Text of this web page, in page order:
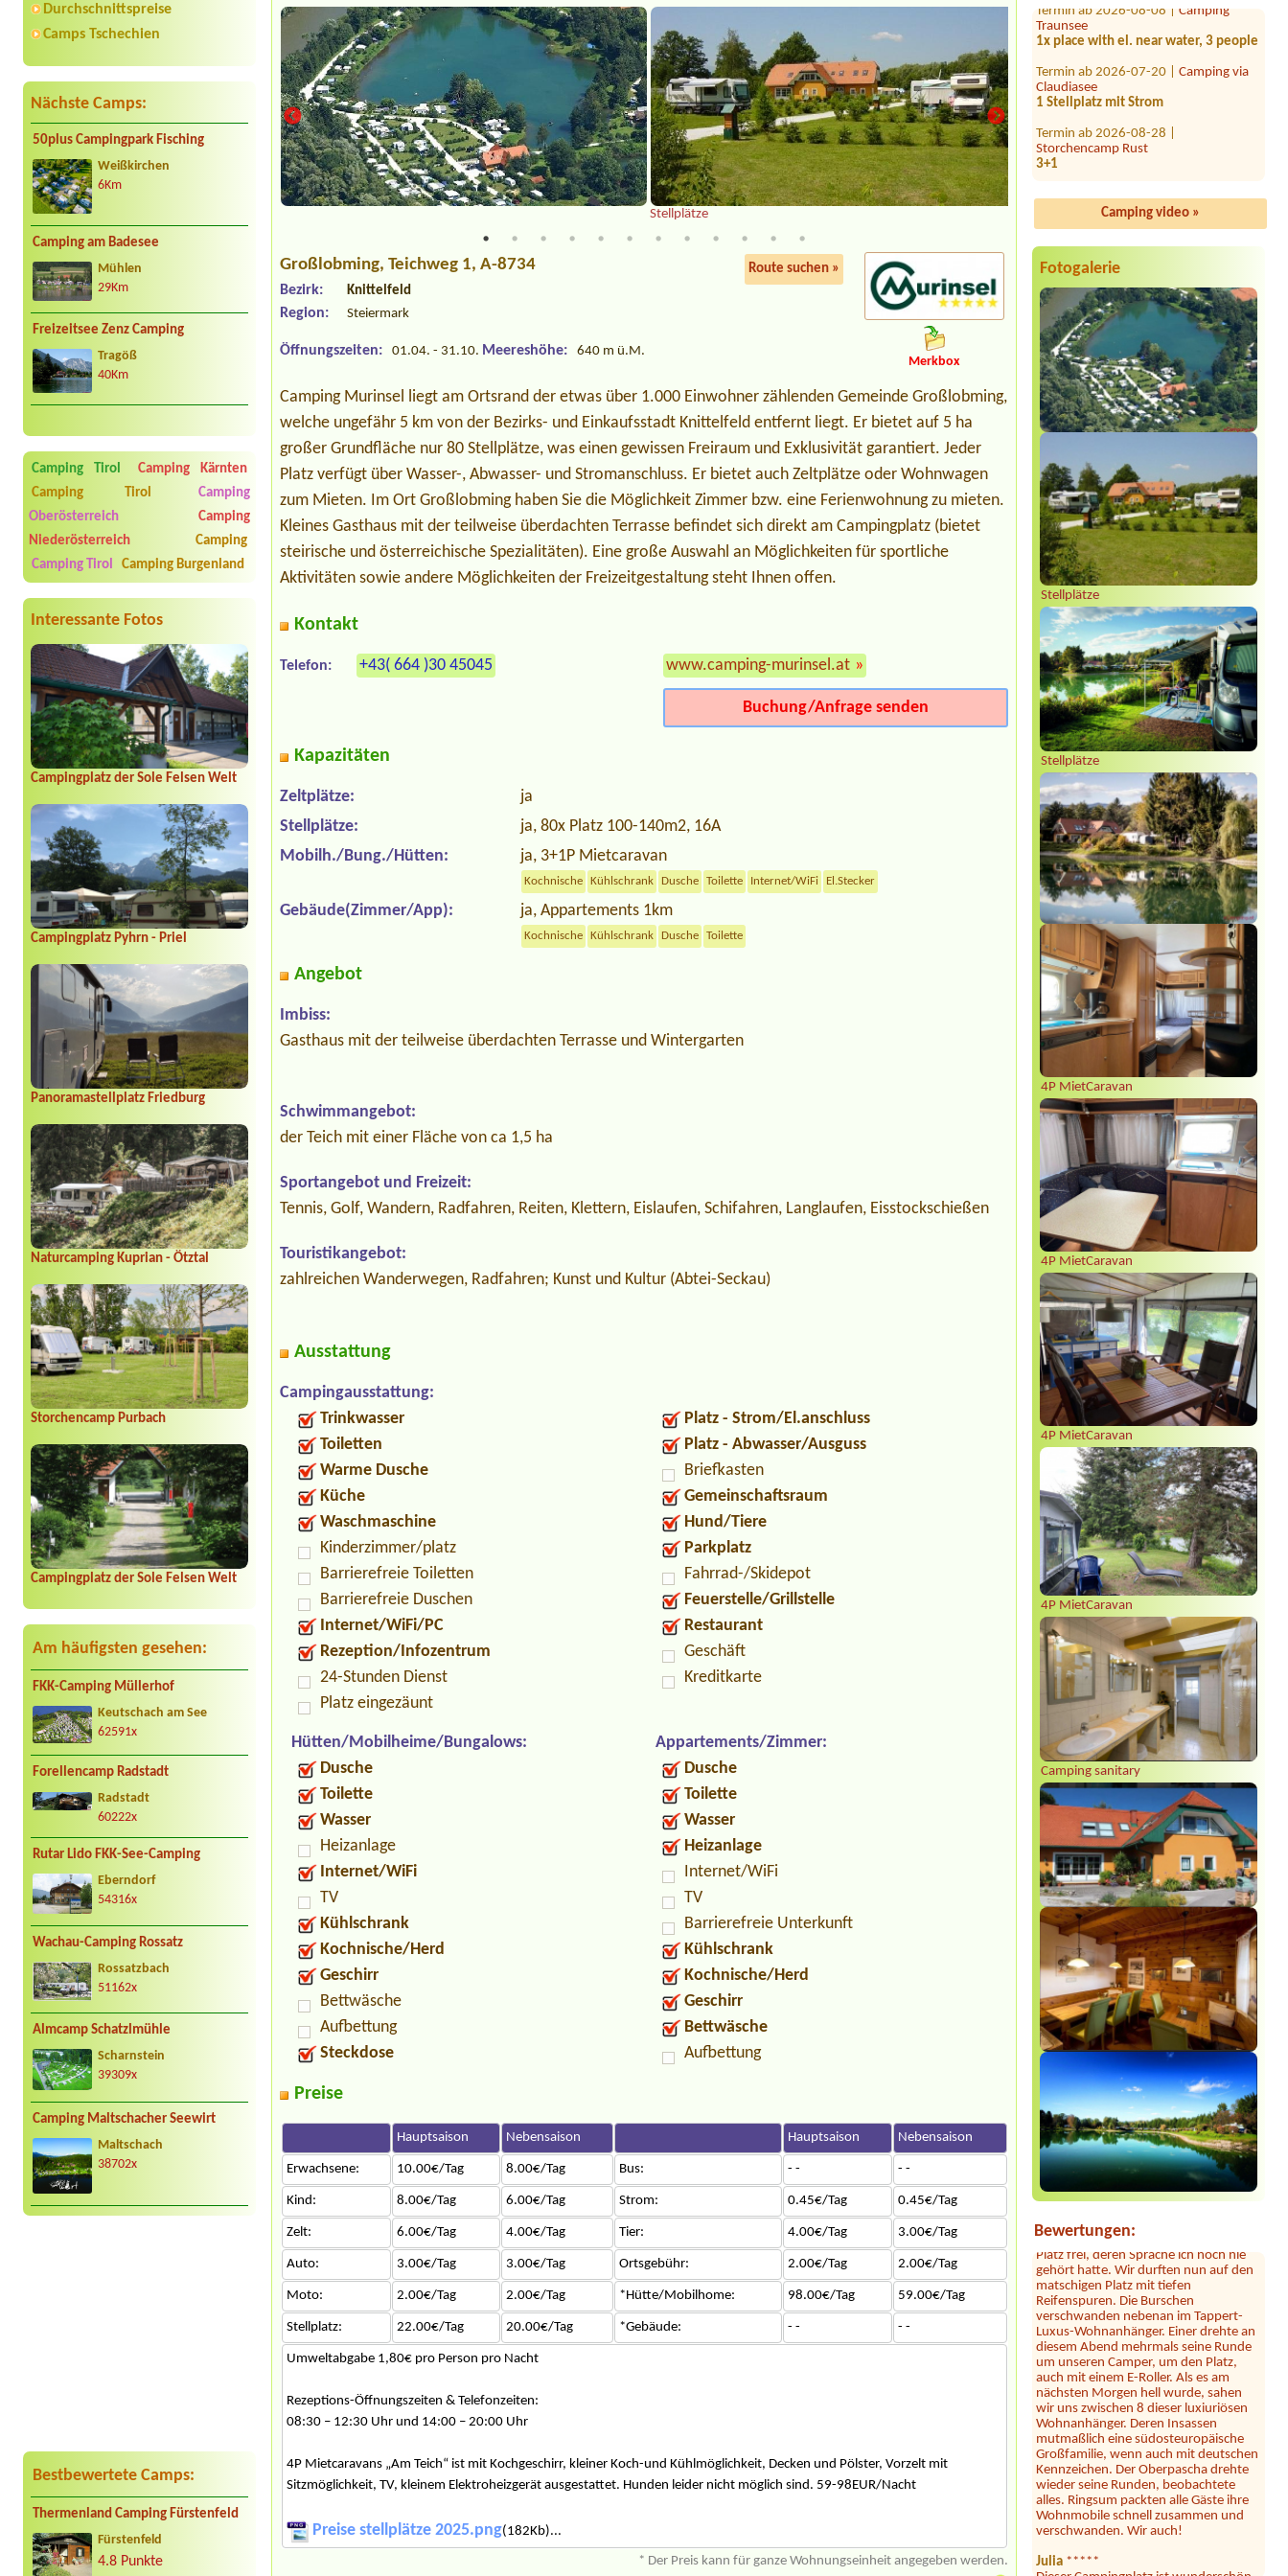
Durchschnittspreise
Camps Tschechien
Nächste Camps:
50plus Campingpark Fisching
Weißkirchen
6Km
Camping am Badesee
Mühlen
29Km
Freizeitsee Zenz Camping
Tragöß
40Km
Camping Tirol
Camping Kärnten
Camping Tirol
Camping
Oberösterreich
Camping
Niederösterreich
Camping
Camping Tirol
Camping Burgenland
Interessante Fotos
Campingplatz der Sole Felsen Welt
Campingplatz Pyhrn - Priel
Panoramastellplatz Friedburg
Naturcamping Kuprian - Ötztal
Storchencamp Purbach
Campingplatz der Sole Felsen Welt
Am häufigsten gesehen:
FKK-Camping Müllerhof
Keutschach am See
62591x
Forellencamp Radstadt
Radstadt
60222x
Rutar Lido FKK-See-Camping
Eberndorf
54316x
Wachau-Camping Rossatz
Rossatzbach
51162x
Almcamp Schatzlmühle
Scharnstein
39309x
Camping Maltschacher Seewirt
Maltschach
38702x
Bestbewertete Camps:
Thermenland Camping Fürstenfeld
Fürstenfeld
4.8 Punkte
1x place with el. near water, 3 people
Termin ab 2026-07-20 |Camping via
Claudiasee
1 Stellplatz mit Strom
Termin ab 2026-08-28 |
Storchencamp Rust
3+1
Termin ab 2026-07-24 |
Termin ab 2026-08-17 |Camping
Neubauer
Mobile home (mobilheim), 2 adults +
1 child (11 years)
Termin ab 2026-08-22 |Camping
Mexico am Bodensee
1 Stellplatz für Wohwagen ca 7 m
Deichsellänge
Termin ab 2026-08-09 |AUFENFELD |
Ferienresort Zillertal
1x 3 betten
Termin ab 2026-08-01 |Strandcafé
Camping video »
Fotogalerie
Stellplätze
Stellplätze
4P MietCaravan
4P MietCaravan
4P MietCaravan
4P MietCaravan
Camping sanitary
Bewertungen:
Sylvia Vodel***
Die Bilder mit dem See täuschen. Der
See liegt ein Stück entfernt. Dafür ist
das Camping nah an der Autobahn.
Der Hammer kommt jetzt: dort hauste
ein Clan! Der uns zugewiesene Platz
war mit 2 Kleinbussen zugestellt. Erst
nach Bitten der Platzbetreiberin
Platz frei, deren Sprache ich noch nie
matschigen Platz mit tiefen
Reifenspuren. Die Burschen
verschwanden nebenan im Tappert-
Luxus-Wohnanhänger. Einer drehte an
diesem Abend mehrmals seine Runde
um unseren Camper, um den Platz,
auch mit einem E-Roller. Als es am
nächsten Morgen hell wurde, sahen
wir uns zwischen 8 dieser luxiuriösen
Wohnanhänger. Deren Insassen
mutmaßlich eine südosteuropäische
Großfamilie, wenn auch mit deutschen
Kennzeichen. Der Oberpascha drehte
wieder seine Runden, beobachtete
alles. Ringsum packten alle Gäste ihre
Wohnmobile schnell zusammen und
verschwanden. Wir auch!
Julia*****
Dieser Campingplatz ist wunderschön
gelegen direkt am See mit großer
Stellplätze
Großlobming, Teichweg 1, A-8734 Route suchen »
Bezirk: Knittelfeld
Region: Steiermark
Öffnungszeiten: 01.04. - 31.10. Meereshöhe: 640 m ü.M.
Merkbox
Camping Murinsel liegt am Ortsrand der etwas über 1.000 Einwohner zählenden Gemeinde Großlobming,
welche ungefähr 5 km von der Bezirks- und Einkaufsstadt Knittelfeld entfernt liegt. Er bietet auf 5 ha
großer Grundfläche nur 80 Stellplätze, was einen gewissen Freiraum und Exklusivität garantiert. Jeder
Platz verfügt über Wasser-, Abwasser- und Stromanschluss. Er bietet auch Zeltplätze oder Wohnwagen
zum Mieten. Im Ort Großlobming haben Sie die Möglichkeit Zimmer bzw. eine Ferienwohnung zu mieten.
Kleines Gasthaus mit der teilweise überdachten Terrasse befindet sich direkt am Campingplatz (bietet
steirische und österreichische Spezialitäten). Eine große Auswahl an Möglichkeiten für sportliche
Aktivitäten sowie andere Möglichkeiten der Freizeitgestaltung steht Ihnen offen.
Kontakt
Telefon: +43( 664 )30 45045 www.camping-murinsel.at »
Buchung/Anfrage senden
Kapazitäten
Zeltplätze:
ja
Stellplätze:
ja, 80x Platz 100-140m2, 16A
Mobilh./Bung./Hütten:
ja, 3+1P Mietcaravan
Kochnische Kühlschrank Dusche Toilette Internet/WiFi El.Stecker
Gebäude(Zimmer/App): ja, Appartements 1km
Kochnische Kühlschrank Dusche Toilette
Angebot
Imbiss:
Gasthaus mit der teilweise überdachten Terrasse und Wintergarten
Schwimmangebot:
der Teich mit einer Fläche von ca 1,5 ha
Sportangebot und Freizeit:
Tennis, Golf, Wandern, Radfahren, Reiten, Klettern, Eislaufen, Schifahren, Langlaufen, Eisstockschießen
Touristikangebot:
zahlreichen Wanderwegen, Radfahren; Kunst und Kultur (Abtei-Seckau)
Ausstattung
Campingausstattung:
Trinkwasser
Toiletten
Warme Dusche
Küche
Waschmaschine
Kinderzimmer/platz
Barrierefreie Toiletten
Barrierefreie Duschen
Internet/WiFi/PC
Rezeption/Infozentrum
24-Stunden Dienst
Platz eingezäunt
Platz - Strom/El.anschluss
Platz - Abwasser/Ausguss
Briefkasten
Gemeinschaftsraum
Hund/Tiere
Parkplatz
Fahrrad-/Skidepot
Feuerstelle/Grillstelle
Restaurant
Geschäft
Kreditkarte
Hütten/Mobilheime/Bungalows:
Dusche
Toilette
Wasser
Heizanlage
Internet/WiFi
TV
Kühlschrank
Kochnische/Herd
Geschirr
Bettwäsche
Aufbettung
Steckdose
Appartements/Zimmer:
Dusche
Toilette
Wasser
Heizanlage
Internet/WiFi
TV
Barrierefreie Unterkunft
Kühlschrank
Kochnische/Herd
Geschirr
Bettwäsche
Aufbettung
Preise
Hauptsaison Nebensaison Hauptsaison Nebensaison
Erwachsene: 10.00€/Tag 8.00€/Tag Bus: - - - -
Kind: 8.00€/Tag 6.00€/Tag Strom: 0.45€/Tag 0.45€/Tag
Zelt: 6.00€/Tag 4.00€/Tag Tier: 4.00€/Tag 3.00€/Tag
Auto: 3.00€/Tag 3.00€/Tag Ortsgebühr: 2.00€/Tag 2.00€/Tag
Moto: 2.00€/Tag 2.00€/Tag *Hütte/Mobilhome: 98.00€/Tag 59.00€/Tag
Stellplatz: 22.00€/Tag 20.00€/Tag *Gebäude: - - - -
Umweltabgabe 1,80€ pro Person pro Nacht
Rezeptions-Öffnungszeiten & Telefonzeiten:
08:30 – 12:30 Uhr und 14:00 – 20:00 Uhr
4P Mietcaravans „Am Teich“ ist mit Kochgeschirr, kleiner Koch-und Kühlmöglichkeit, Decken und Pölster, Vorzelt mit
Sitzmöglichkeit, TV, kleinem Elektroheizgerät ausgestattet. Hunden leider nicht möglich sind. 59-98EUR/Nacht
Preise stellplätze 2025.png(182Kb)...
* Der Preis kann für ganze Wohnungseinheit angegeben werden.